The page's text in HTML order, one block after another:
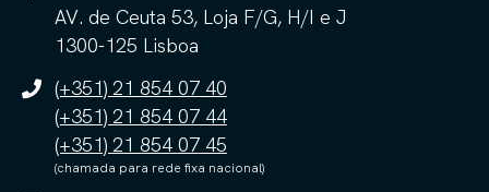
AV. de Ceuta 53, Loja F/G, H/I e J
1300-125 Lisboa
(+351) 21 854 07 40
(+351) 21 854 07 44
(+351) 21 854 07 45
(chamada para rede fixa nacional)